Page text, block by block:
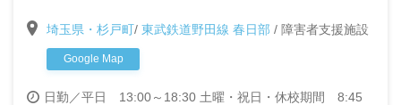
したい」そんな方も歓迎します★
埼玉県・杉戸町/ 東武鉄道野田線 春日部 / 障害者支援施設
Google Map
日勤／平日 13:00～18:30 土曜・祝日・休校期間 8:45